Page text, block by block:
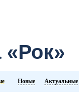
Новые Актуальные